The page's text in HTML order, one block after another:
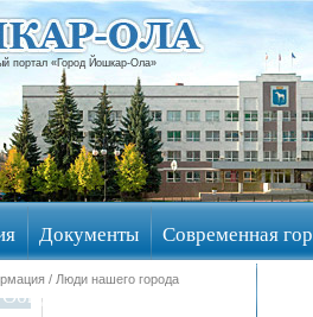
портал «Город Йошкар-Ола»
Документы Современная
Общественные обсуждения
/ Люди нашего города